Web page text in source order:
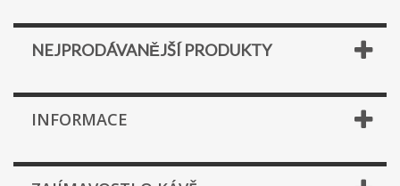
NEJPRODÁVANĚJŠÍ PRODUKTY
INFORMACE